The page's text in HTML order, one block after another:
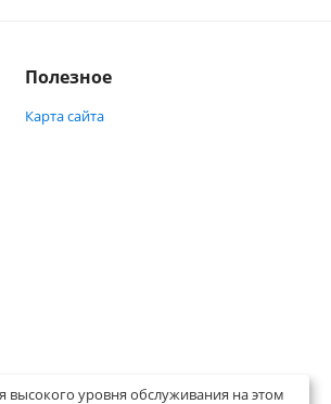
Полезное
Карта сайта
высокого уровня обслуживания на этом